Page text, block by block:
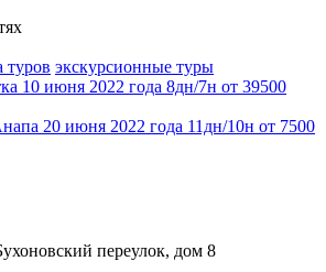
туров экскурсионные туры
10 июня 2022 года 8дн/7н от 39500
20 июня 2022 года 11дн/10н от 7500
переулок, дом 8